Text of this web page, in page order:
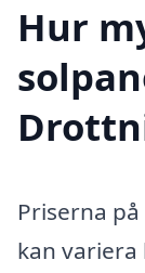
Hur
Priserna
kan